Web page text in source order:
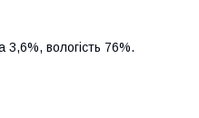
вологість 76%.